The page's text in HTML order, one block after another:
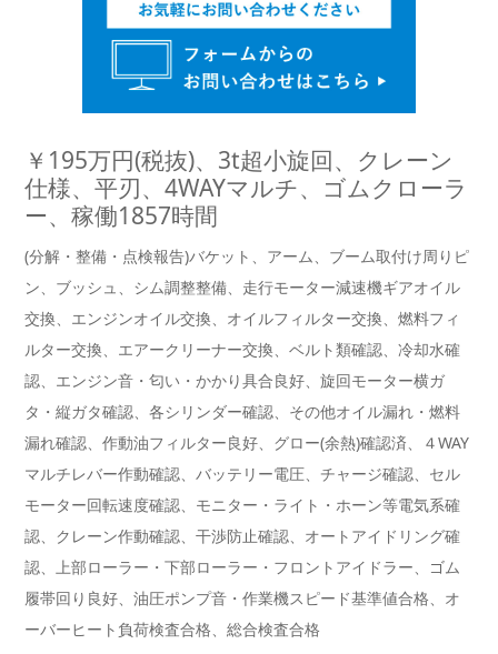
￥195万円(税抜)、3t超小旋回、クレーン
仕様、平刃、4WAYマルチ、ゴムクローラ
ー、稼働1857時間
(分解・整備・点検報告)バケット、アーム、ブーム取付け周りピ
ン、ブッシュ、シム調整整備、走行モーター減速機ギアオイル
交換、エンジンオイル交換、オイルフィルター交換、燃料フィ
ルター交換、エアークリーナー交換、ベルト類確認、冷却水確
認、エンジン音・匂い・かかり具合良好、旋回モーター横ガ
タ・縦ガタ確認、各シリンダー確認、その他オイル漏れ・燃料
漏れ確認、作動油フィルター良好、グロー(余熱)確認済、４WAY
マルチレバー作動確認、バッテリー電圧、チャージ確認、セル
モーター回転速度確認、モニター・ライト・ホーン等電気系確
認、クレーン作動確認、干渉防止確認、オートアイドリング確
認、上部ローラー・下部ローラー・フロントアイドラー、ゴム
履帯回り良好、油圧ポンプ音・作業機スピード基準値合格、オ
ーバーヒート負荷検査合格、総合検査合格